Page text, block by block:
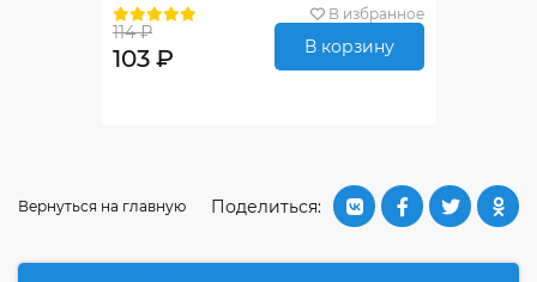
В избранное
114 ₽
103 ₽ В корзину
Поделиться:
Вернуться на главную